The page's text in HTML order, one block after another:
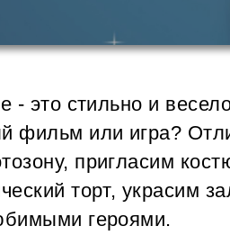
- это стильно и
фильм или игра?
пригласим
торт, украсим
героями.